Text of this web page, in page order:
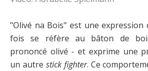
"Olivé na Bois" est une expression
fois se réfère au bâton de
prononcé olivé - et exprime une
un autre stick fighter. Ce